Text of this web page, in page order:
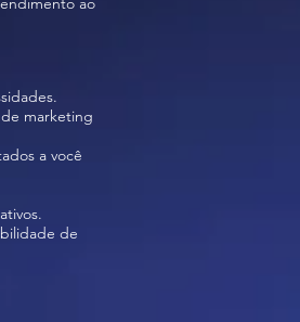
de marketing
a você
de